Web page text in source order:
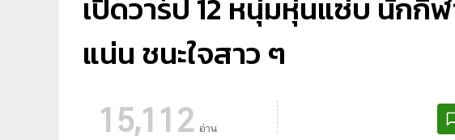
แน่น ชนะใจสาว ๆ
15,112 อ่าน